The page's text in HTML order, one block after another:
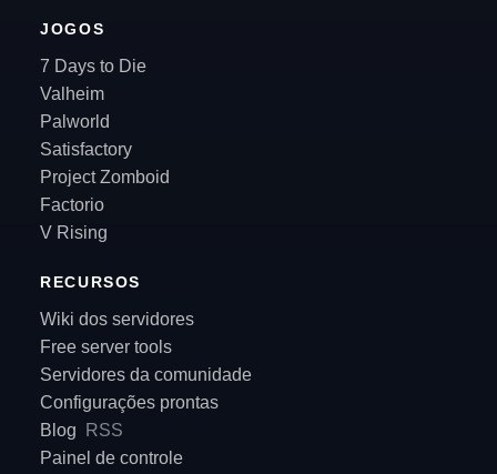
JOGOS
7 Days to Die
Valheim
Palworld
Satisfactory
Project Zomboid
Factorio
V Rising
RECURSOS
Wiki dos servidores
Free server tools
Servidores da comunidade
Configurações prontas
Blog
RSS
Painel de controle